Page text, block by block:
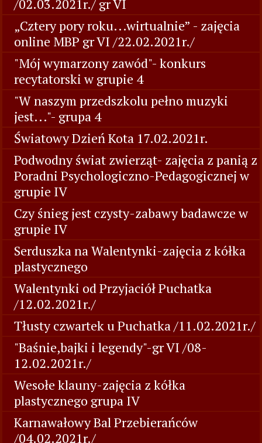
/02.03.2021r./ gr VI
„Cztery pory roku...wirtualnie” - zajęcia
online MBP gr VI /22.02.2021r./
"Mój wymarzony zawód"- konkurs
recytatorski w grupie 4
"W naszym przedszkolu pełno muzyki
jest..."- grupa 4
Światowy Dzień Kota 17.02.2021r.
Podwodny świat zwierząt- zajęcia z panią z
Poradni Psychologiczno-Pedagogicznej w
grupie IV
Czy śnieg jest czysty-zabawy badawcze w
grupie IV
Serduszka na Walentynki-zajęcia z kółka
plastycznego
Walentynki od Przyjaciół Puchatka
/12.02.2021r./
Tłusty czwartek u Puchatka /11.02.2021r./
"Baśnie,bajki i legendy"-gr VI /08-
12.02.2021r./
Wesołe klauny-zajęcia z kółka
plastycznego grupa IV
Karnawałowy Bal Przebierańców
/04.02.2021r./